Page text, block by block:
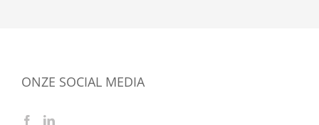
ONZE SOCIAL MEDIA